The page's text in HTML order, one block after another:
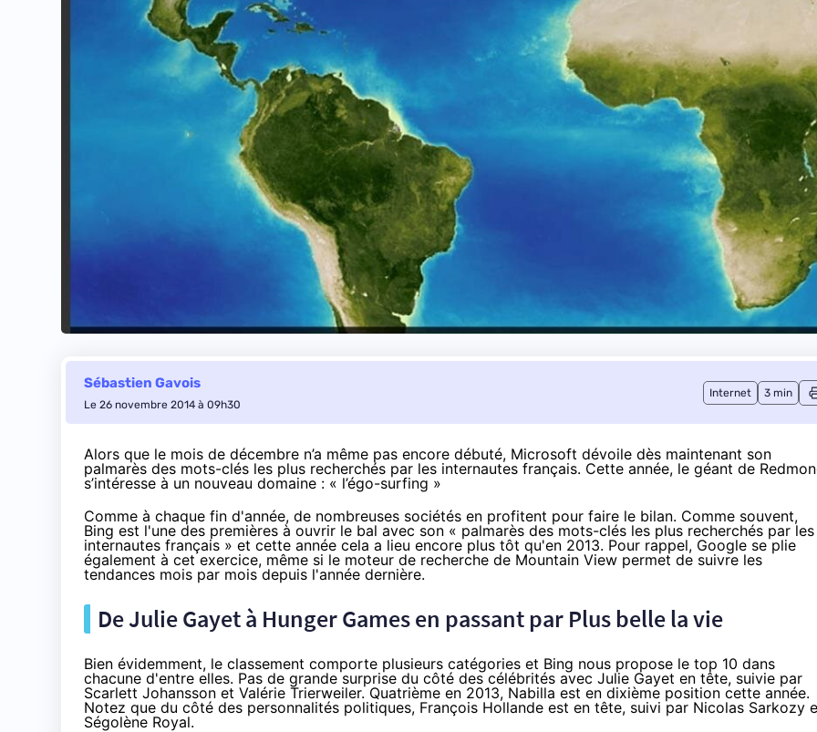
Sébastien Gavois
Le 26 novembre 2014 à 09h30
Internet 3 min
Alors que le mois de décembre n’a même pas encore débuté, Microsoft dévoile dès maintenant son
palmarès des mots-clés les plus recherchés par les internautes français. Cette année, le géant de
s’intéresse à un nouveau domaine : « l’égo-surfing »
Comme à chaque fin d'année, de nombreuses sociétés en profitent pour faire le bilan. Comme souvent,
Bing est l'une des premières à ouvrir le bal avec son « palmarès des mots-clés les plus recherchés par les
internautes français » et cette année cela a lieu encore plus tôt qu'en 2013. Pour rappel, Google se plie
également à cet exercice, même si le moteur de recherche de Mountain View permet de suivre les
tendances mois par mois depuis l'année dernière.
De Julie Gayet à Hunger Games en passant par Plus belle la vie
Bien évidemment, le classement comporte plusieurs catégories et Bing nous propose le top 10 dans
chacune d'entre elles. Pas de grande surprise du côté des célébrités avec Julie Gayet en tête, suivie par
Scarlett Johansson et Valérie Trierweiler. Quatrième en 2013, Nabilla est en dixième position cette année.
Notez que du côté des personnalités politiques, François Hollande est en tête, suivi par Nicolas Sarkozy
Ségolène Royal.